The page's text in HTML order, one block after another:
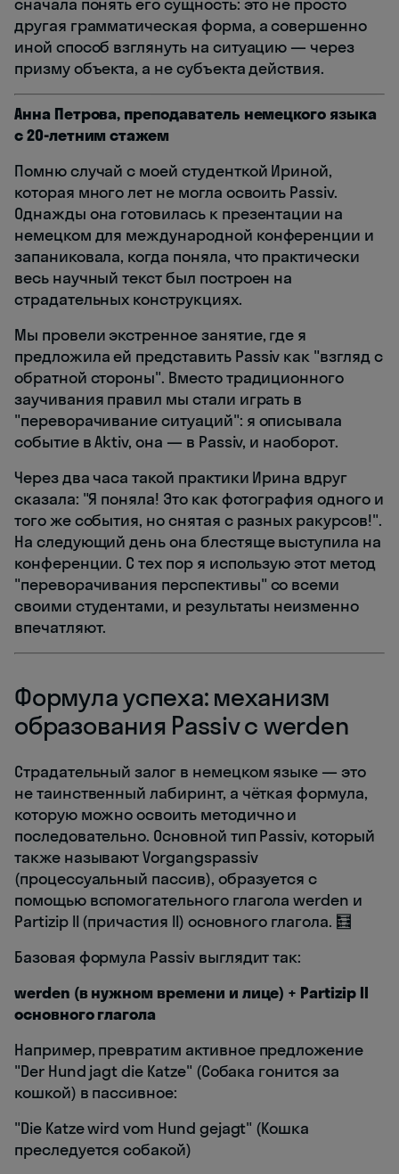
сначала понять его сущность: это не просто
другая грамматическая форма, а совершенно
иной способ взглянуть на ситуацию — через
призму объекта, а не субъекта действия.
Анна Петрова, преподаватель немецкого языка
с 20-летним стажем
Помню случай с моей студенткой Ириной,
которая много лет не могла освоить Passiv.
Однажды она готовилась к презентации на
немецком для международной конференции и
запаниковала, когда поняла, что практически
весь научный текст был построен на
страдательных конструкциях.
Мы провели экстренное занятие, где я
предложила ей представить Passiv как "взгляд с
обратной стороны". Вместо традиционного
заучивания правил мы стали играть в
"переворачивание ситуаций": я описывала
событие в Aktiv, она — в Passiv, и наоборот.
Через два часа такой практики Ирина вдруг
сказала: "Я поняла! Это как фотография одного и
того же события, но снятая с разных ракурсов!".
На следующий день она блестяще выступила на
конференции. С тех пор я использую этот метод
"переворачивания перспективы" со всеми
своими студентами, и результаты неизменно
впечатляют.
Формула успеха: механизм
образования Passiv с werden
Страдательный залог в немецком языке — это
не таинственный лабиринт, а чёткая формула,
которую можно освоить методично и
последовательно. Основной тип Passiv, который
также называют Vorgangspassiv
(процессуальный пассив), образуется с
помощью вспомогательного глагола werden и
Partizip II (причастия II) основного глагола. 🧮
Базовая формула Passiv выглядит так:
werden (в нужном времени и лице) + Partizip II
основного глагола
Например, превратим активное предложение
"Der Hund jagt die Katze" (Собака гонится за
кошкой) в пассивное:
"Die Katze wird vom Hund gejagt" (Кошка
преследуется собакой)